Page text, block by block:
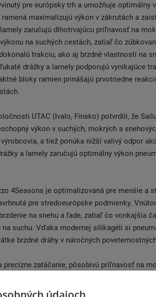
pre európsky trh a umožňuje optimálny
maximalizujú výkon v zákrutách a
zaručujú dlhotrvajúcu priľnavosť na
na suchých cestách, zatiaľ čo
trakciu, ako aj brzdné vlastnosti na
drážky a lamely podporujú vynikajúce
bloky ramien prinášajú prvotriedne
UTAC (Ivalo, Fínsko) potvrdili, že
výkon v suchých, mokrých a
a tiež ponúka nižší valivý odpor
a lamely zaručujú optimálny výkon
4Seasons je optimalizovaná pre menšie a
pre stredoeurópske podmienky.
na snehu a ľade, zatiaľ čo vonkajšia
suchu. Vďaka modernej silikagéli si
brzdné dráhy v náročných
precízne zatáčanie, pôsobivú priľnavosť na
potrebujú spoľahlivú celoročnú obuv s